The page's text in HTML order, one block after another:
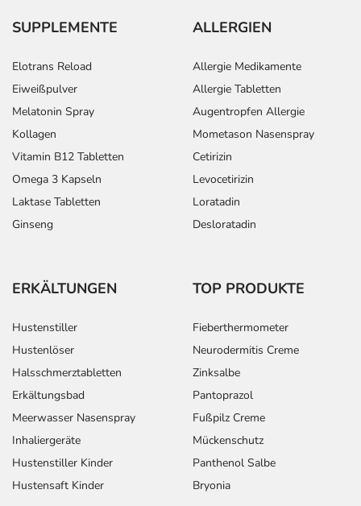
Angaben der Packungsbeilage abweichen. Da der Arzt sie
individuell abstimmt, sollten Sie das Arzneimittel daher
nach seinen Anweisungen anwenden.
Aufbewahrung
Wichtige Hinweise
Was sollten Sie beachten?
- Vorsicht: Patienten mit Engwinkelglaukom haben ein
- Vorsicht bei einer Unverträglichkeit gegenüber Lactose.
Sie den Zuckergehalt berücksichtigen.
- Es kann Arzneimittel geben, mit denen
generell vor der Behandlung mit einem neuen
Arzneimittel jedes andere, das Sie bereits anwenden,
dem Arzt oder Apotheker angeben. Das gilt auch für
Arzneimittel, die Sie selbst kaufen, nur gelegentlich
anwenden oder deren Anwendung schon einige Zeit
zurückliegt.
Bitte verwenden Sie dieses Arzneimittel nicht mehr nach
SUPPLEMENTE
Elotrans Reload
Eiweißpulver
Melatonin Spray
Kollagen
Vitamin B12 Tabletten
Omega 3 Kapseln
Laktase Tabletten
Ginseng
ALLERGIEN
Allergie Medikamente
Allergie Tabletten
Augentropfen Allergie
Mometason Nasenspray
Cetirizin
Levocetirizin
Loratadin
Desloratadin
ERKÄLTUNGEN
Hustenstiller
Hustenlöser
Halsschmerztabletten
Erkältungsbad
Meerwasser Nasenspray
Inhaliergeräte
Hustenstiller Kinder
Hustensaft Kinder
TOP PRODUKTE
Fieberthermometer
Neurodermitis Creme
Zinksalbe
Pantoprazol
Fußpilz Creme
Mückenschutz
Panthenol Salbe
Bryonia